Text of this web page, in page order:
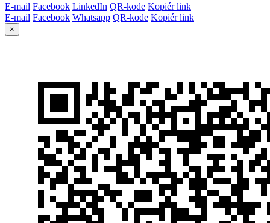
E-mail Facebook LinkedIn QR-kode Kopiér link
E-mail Facebook Whatsapp QR-kode Kopiér link
×